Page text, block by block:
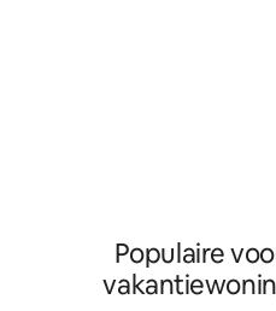
Populaire